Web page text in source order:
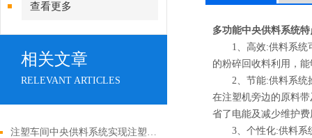
查看更多
相关文章
RELEVANT ARTICLES
注塑车间中央供料系统实现注塑生产的高效协同与质量管控
多功能中央供料系统特
1、高效:供料系统可
的粉碎回收料利用，
2、节能:供料系统操
在注塑机旁边的原料
省了电能及减少维护费
3、个性化:供料系统